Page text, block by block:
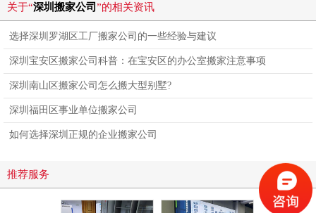
关于“深圳搬家公司 ”的相关资讯
选择深圳罗湖区工厂搬家公司的一些经验与建议
深圳宝安区搬家公司科普：在宝安区的办公室搬家注意事项
深圳南山区搬家公司怎么搬大型别墅?
深圳福田区事业单位搬家公司
如何选择深圳正规的企业搬家公司
推荐服务